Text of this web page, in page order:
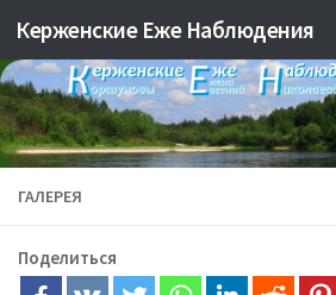
Skip to content
Керженские Еже Наблюдения
ГАЛЕРЕЯ
Поделиться